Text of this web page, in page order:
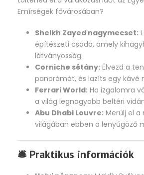
Emírségek fővárosában?
Sheikh Zayed nagymecset:
építészeti csoda, amely
látványosság.
Corniche sétány: Élvezd a
panorámát, és lazíts egy kávé
Ferrari World: Ha izgalomra
a világ legnagyobb beltéri
Abu Dhabi Louvre: Merülj el a
világában ebben a lenyűgöző
🛎️ Praktikus információk